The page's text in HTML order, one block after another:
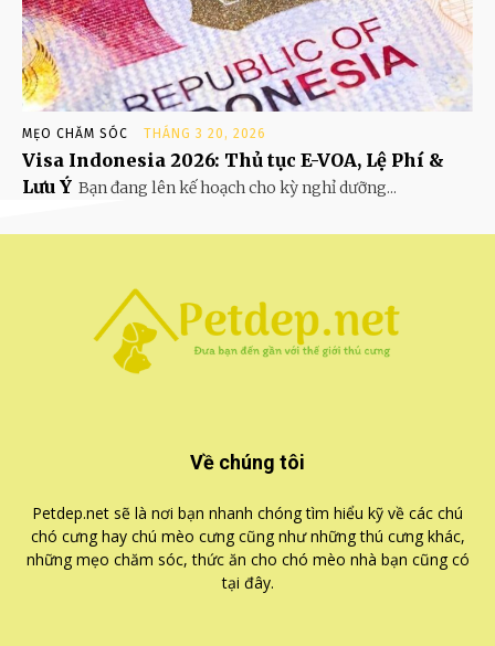
MẸO CHĂM SÓC THÁNG 3 20, 2026
Visa Indonesia 2026: Thủ tục E-VOA, Lệ Phí &
Lưu Ý Bạn đang lên kế hoạch cho kỳ nghỉ dưỡng...
Về chúng tôi
Petdep.net sẽ là nơi bạn nhanh chóng tìm hiểu kỹ về các chú
chó cưng hay chú mèo cưng cũng như những thú cưng khác,
những mẹo chăm sóc, thức ăn cho chó mèo nhà bạn cũng có
tại đây.